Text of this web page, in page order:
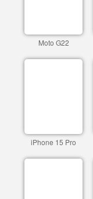
Moto G22
iPhone 15 Pro